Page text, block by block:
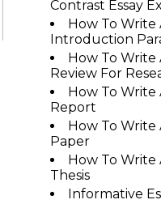
Contrast Essay
How To Write
Introduction
How To Write
Review For
How To Write
Report
How To Write
Paper
How To Write
Thesis
Informative